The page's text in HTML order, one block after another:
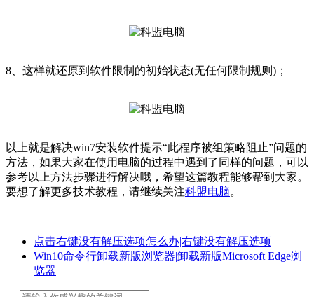
8、这样就还原到软件限制的初始状态(无任何限制规则)；
以上就是解决win7安装软件提示“此程序被组策略阻止”问题的
方法，如果大家在使用电脑的过程中遇到了同样的问题，可以
参考以上方法步骤进行解决哦，希望这篇教程能够帮到大家。
要想了解更多技术教程，请继续关注科盟电脑。
点击右键没有解压选项怎么办|右键没有解压选项
Win10命令行卸载新版浏览器|卸载新版Microsoft Edge浏
览器